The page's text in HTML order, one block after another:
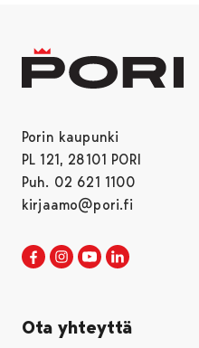
Porin kaupunki
PL 121, 28101 PORI
Puh. 02 621 1100
kirjaamo@pori.fi
Porin kaupunki
Avautuu uudessa
Porin kaupunki
Avautuu uudessa
Porin kaupunki
Avautuu
Ota yhteyttä